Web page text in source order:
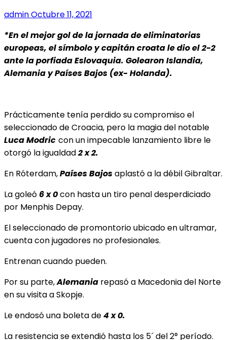
adminOctubre 11, 2021
*En el mejor gol de la jornada de eliminatorias
europeas, el símbolo y capitán croata le dio el 2-2
ante la porfiada Eslovaquia. Golearon Islandia,
Alemania y Países Bajos (ex- Holanda).
Prácticamente tenía perdido su compromiso el
seleccionado de Croacia, pero la magia del notable
Luca Modric con un impecable lanzamiento libre le
otorgó la igualdad2 x 2.
En Róterdam,Países Bajosaplastó a la débil Gibraltar.
La goleó 6 x 0con hasta un tiro penaldesperdiciado
por Menphis Depay.
El seleccionado de promontorio ubicado en ultramar,
cuenta con jugadores no profesionales.
Entrenan cuando pueden.
Por su parte,Alemania repasó a Macedonia del Norte
en su visita a Skopje.
Le endosó una boleta de4 x 0.
La resistencia se extendió hasta los 5´ del 2° período.